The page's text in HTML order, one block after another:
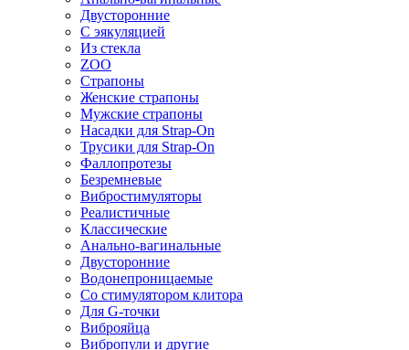
Двусторонние
С эякуляцией
Из стекла
ZOO
Страпоны
Женские страпоны
Мужские страпоны
Насадки для Strap-On
Трусики для Strap-On
Фаллопротезы
Безремневые
Вибростимуляторы
Реалистичные
Классические
Анально-вагинальные
Двусторонние
Водонепроницаемые
Со стимулятором клитора
Для G-точки
Виброяйца
Вибропули и другие